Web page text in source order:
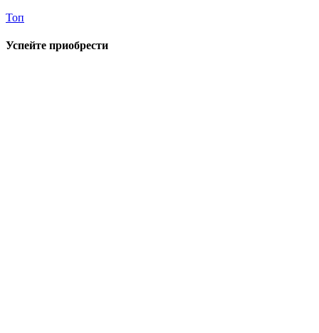
Топ
Успейте приобрести